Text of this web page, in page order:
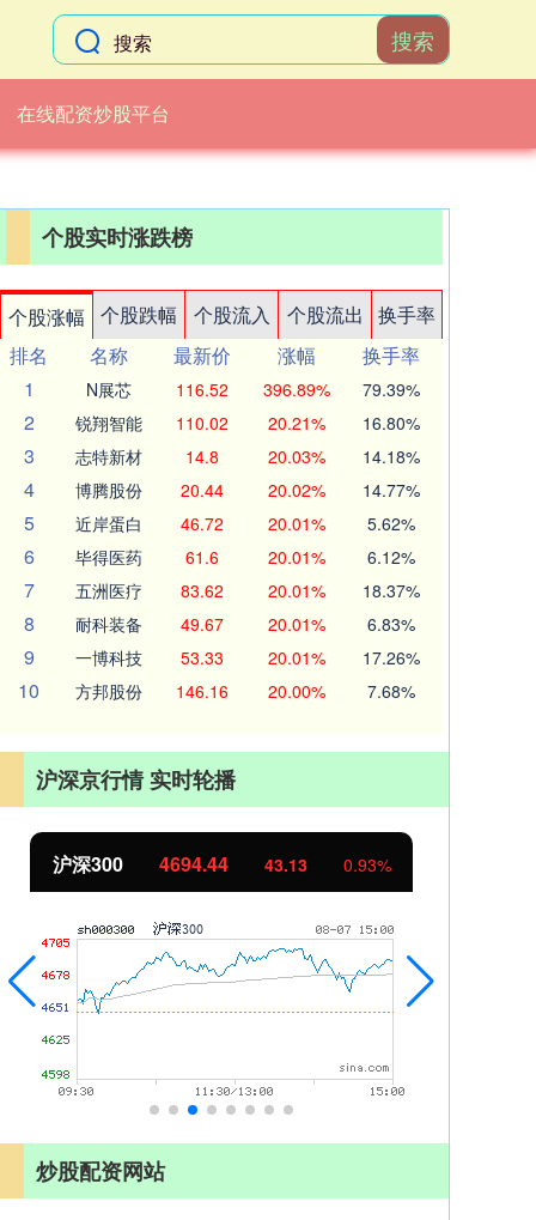
搜索
在线配资炒股平台
个股实时涨跌榜
个股涨幅 个股跌幅 个股流入 个股流出
换手率
排名
名称 最新价 涨幅
换手率
1
N展芯 116.52 396.89% 79.39%
2 锐翔智能 110.02 20.21% 16.80%
3 志特新材 14.8 20.03% 14.18%
4 博腾股份 20.44 20.02% 14.77%
5 近岸蛋白 46.72 20.01% 5.62%
6 毕得医药 61.6 20.01% 6.12%
7 五洲医疗 83.62 20.01% 18.37%
8 耐科装备 49.67 20.01% 6.83%
9 一博科技 53.33 20.01% 17.26%
10 方邦股份 146.16 20.00% 7.68%
沪深京行情 实时轮播
沪深300 4694.44 43.13 0.93%
炒股配资网站